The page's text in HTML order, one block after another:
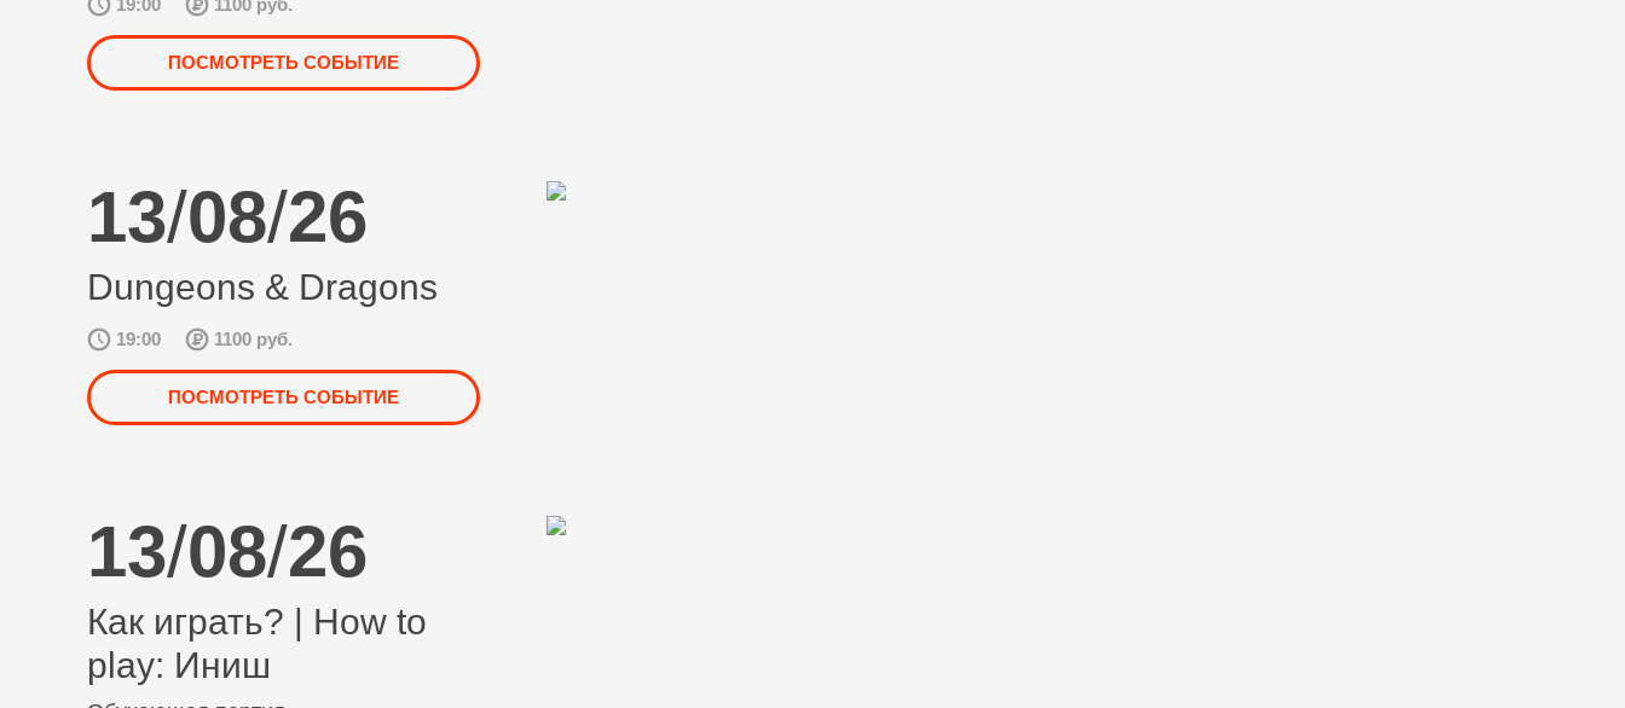
19:00 1100 руб.
ПОСМОТРЕТЬ СОБЫТИЕ
13/08/26
Dungeons & Dragons
19:00 1100 руб.
ПОСМОТРЕТЬ СОБЫТИЕ
13/08/26
Как играть? | How to
play: Иниш